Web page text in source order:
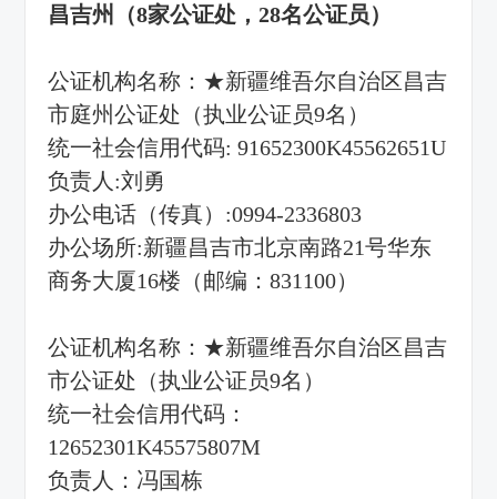
昌吉州（8家公证处，28名公证员）
公证机构名称：★新疆维吾尔自治区昌吉
市庭州公证处（执业公证员9名）
统一社会信用代码: 91652300K45562651U
负责人:刘勇
办公电话（传真）:0994-2336803
办公场所:新疆昌吉市北京南路21号华东
商务大厦16楼（邮编：831100）
公证机构名称：★新疆维吾尔自治区昌吉
市公证处（执业公证员9名）
统一社会信用代码：
12652301K45575807M
负责人：冯国栋